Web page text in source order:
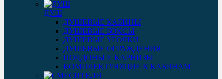
ДУШ
ДУШЕВЫЕ КАБИНЫ
ДУШЕВЫЕ БОКСЫ
ДУШЕВЫЕ УГОЛКИ
ДУШЕВЫЕ ОГРАЖДЕНИЯ
ПОДДОНЫ И КАРНИЗЫ
КОМПЛЕКТУЮЩИЕ К КАБИНАМ